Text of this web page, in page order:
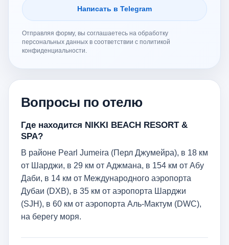
Написать в Telegram
Отправляя форму, вы соглашаетесь на обработку
персональных данных в соответствии с политикой
конфиденциальности.
Вопросы по отелю
Где находится NIKKI BEACH RESORT &
SPA?
В районе Pearl Jumeira (Перл Джумейра), в 18 км
от Шарджи, в 29 км от Аджмана, в 154 км от Абу
Даби, в 14 км от Международного аэропорта
Дубаи (DXB), в 35 км от аэропорта Шарджи
(SJH), в 60 км от аэропорта Аль-Мактум (DWC),
на берегу моря.